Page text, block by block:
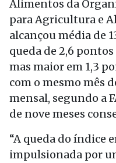
Alimentos da
para Agricultura e
alcançou média de
queda de 2,6
mas maior em 1,3
com o mesmo mês
mensal, segundo a
de nove meses
“A queda do índice
impulsionada por